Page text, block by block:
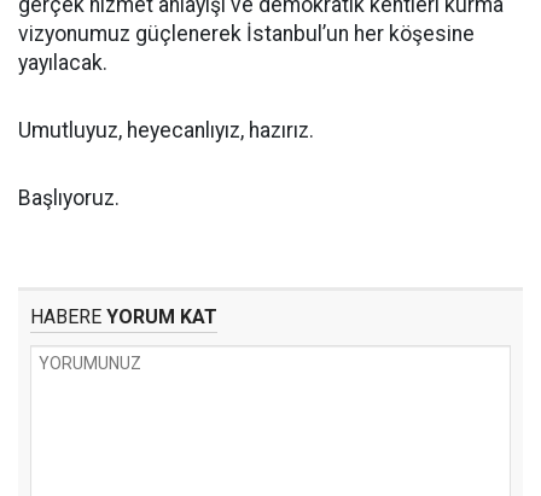
gerçek hizmet anlayışı ve demokratik kentleri kurma
vizyonumuz güçlenerek İstanbul’un her köşesine
yayılacak.
Umutluyuz, heyecanlıyız, hazırız.
Başlıyoruz.
HABERE YORUM KAT